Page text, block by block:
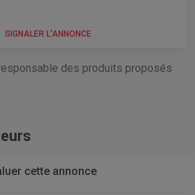
SIGNALER L'ANNONCE
des produits proposés
cette annonce